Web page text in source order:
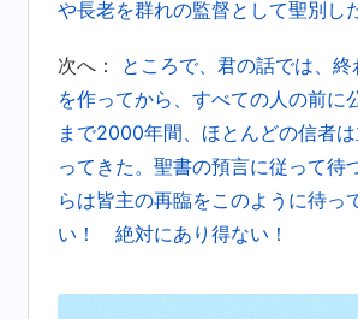
や長老を群れの監督として聖別し
次へ： ところで、君の話では、
を作ってから、すべての人の前
まで2000年間、ほとんどの信者
ってきた。聖書の預言に従って
らは皆主の再臨をこのように待
い！ 絶対にあり得ない！